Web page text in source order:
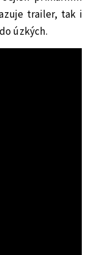
trailer, tak i
úzkých.